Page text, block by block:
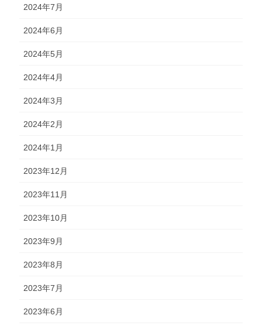
2024年7月
2024年6月
2024年5月
2024年4月
2024年3月
2024年2月
2024年1月
2023年12月
2023年11月
2023年10月
2023年9月
2023年8月
2023年7月
2023年6月